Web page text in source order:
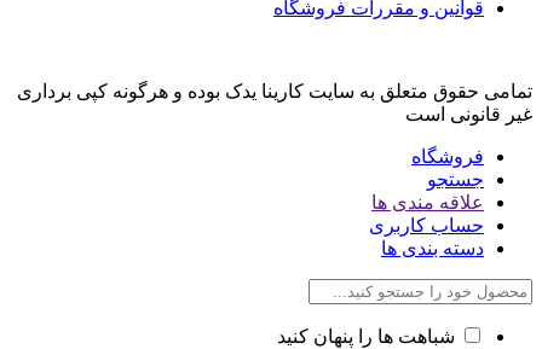
قوانین و مقررات فروشگاه
تمامی حقوق متعلق به سایت کارینا یدک بوده و هرگونه کپی برداری
غیر قانونی است
فروشگاه
جستجو
علاقه مندی ها
حساب کاربری
دسته بندی ها
شباهت ها را پنهان کنید